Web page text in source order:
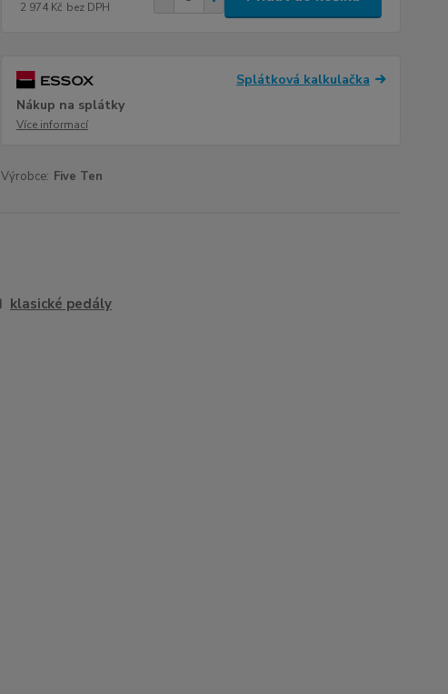
2 974 Kč bez DPH
Splátková kalkulačka
Nákup na splátky
Více informací
Výrobce: Five Ten
klasické pedály